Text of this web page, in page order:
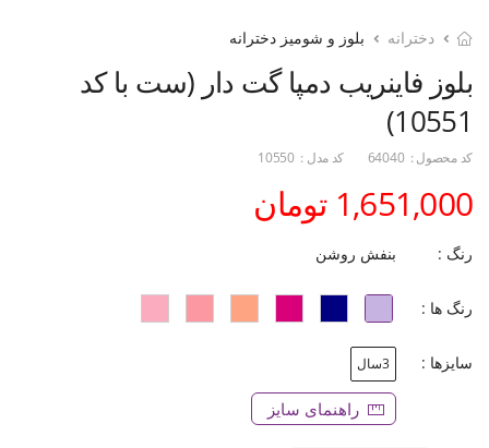
دخترانه بلوز و شومیز دخترانه
بلوز فاینریب دمپا گت دار (ست با کد
10551)
کد محصول : 64040 کد مدل : 10550
1,651,000 تومان
رنگ : بنفش روشن
رنگ ها :
سایزها : 3سال
راهنمای سایز